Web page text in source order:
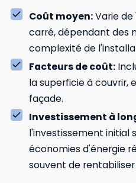
Coût moyen:Varie
carré, dépendant des
complexité de
Facteurs de coût:
la superficie à couvrir,
façade.
Investissement à
l'investissement initial
économies d'énergie
souvent de